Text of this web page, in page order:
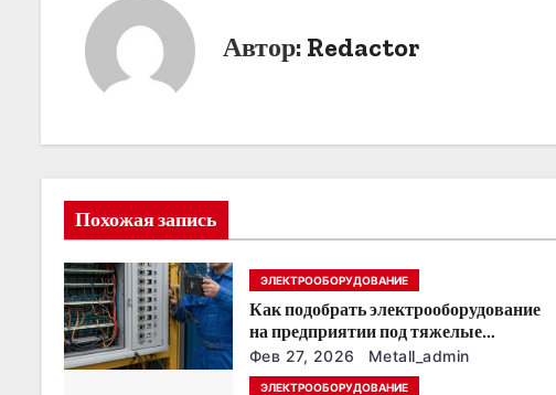
и
я
п
о
Автор: Redactor
Похожая запись
ЭЛЕКТРООБОРУДОВАНИЕ
Как подобрать электрооборудование
на предприятии под тяжелые
условия эксплуатации
Фев 27, 2026 Metall_admin
ЭЛЕКТРООБОРУДОВАНИЕ